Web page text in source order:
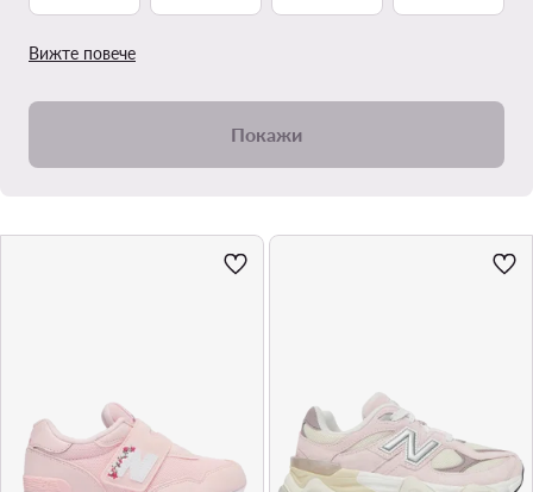
Вижте повече
Покажи